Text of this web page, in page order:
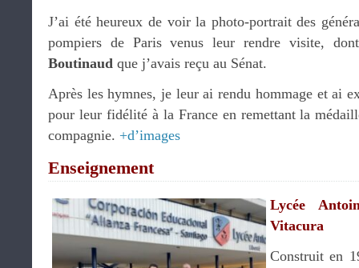
J’ai été heureux de voir la photo-portrait des
pompiers de Paris venus leur rendre visite,
Boutinaud que j’avais reçu au Sénat.
Après les hymnes, je leur ai rendu hommage et ai
pour leur fidélité à la France en remettant la
compagnie. +d’images
Enseignement
Lycée
Vitacura
Construit en